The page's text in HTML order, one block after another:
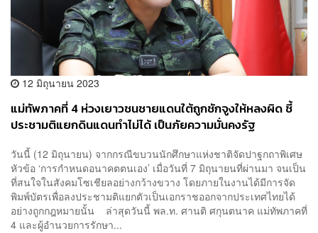
12 มิถุนายน 2023
แม่ทัพภาคที่ 4 ห่วงเยาวชนชายแดนใต้ถูกชักจูงให้หลงผิด ชี้
ประชามติแยกดินแดนทำไม่ได้ เป็นภัยความมั่นคงรัฐ
วันนี้ (12 มิถุนายน) จากกรณีขบวนนักศึกษาแห่งชาติจัดปาฐกถาพิเศษ
หัวข้อ ‘การกำหนดอนาคตตนเอง’ เมื่อวันที่ 7 มิถุนายนที่ผ่านมา จนเป็น
ที่สนใจในสังคมโซเชียลอย่างกว้างขวาง โดยภายในงานได้มีการจัด
พิมพ์บัตรเพื่อลงประชามติแยกตัวเป็นเอกราชออกจากประเทศไทยได้
อย่างถูกกฎหมายนั้น ล่าสุดวันนี้ พล.ท. ศานติ ศกุนตนาค แม่ทัพภาคที่
4 และผู้อำนวยการรักษา...